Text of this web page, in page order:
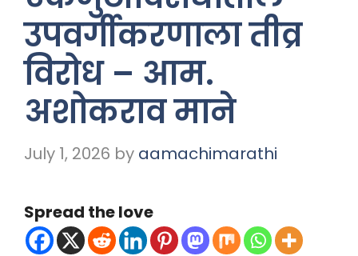
उपवर्गीकरणाला तीव्र
विरोध – आम.
अशोकराव माने
July 1, 2026 by aamachimarathi
Spread the love